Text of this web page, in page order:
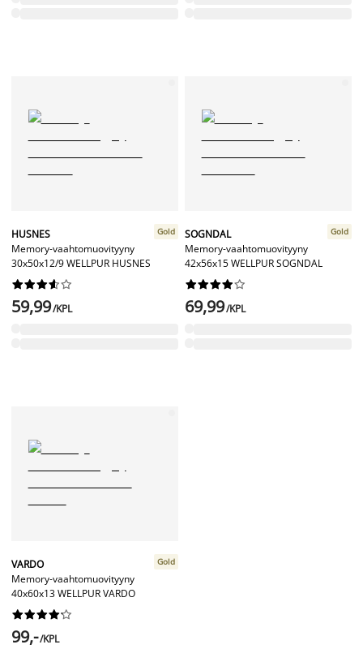
HUSNES
Memory-vaahtomuovityyny
30x50x12/9 WELLPUR HUSNES
Gold






59,99/KPL
SOGNDAL
Memory-vaahtomuovityyny
42x56x15 WELLPUR SOGNDAL
Gold






69,99/KPL
VARDO
Memory-vaahtomuovityyny
40x60x13 WELLPUR VARDO
Gold






99,-/KPL